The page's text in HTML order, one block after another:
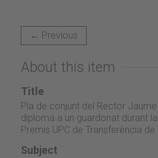
← Previous
About this item
Title
Pla de conjunt del Rector Jaume
diploma a un guardonat durant
Premis UPC de Transferència
Subject